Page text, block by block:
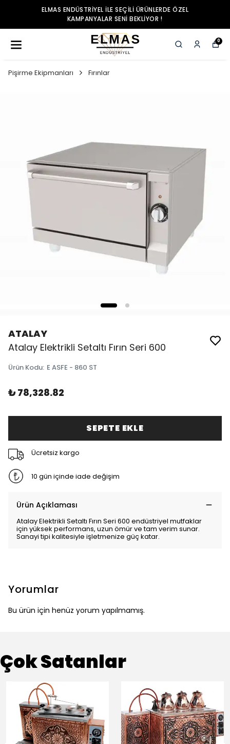
ELMAS ENDÜSTRIYEL ILE SEÇILI ÜRÜNLERDE ÖZEL
KAMPANYALAR SENI BEKLIYOR !
0
Pişirme Ekipmanları Fırınlar
ATALAY
Atalay Elektrikli Setaltı Fırın Seri 600
Ürün Kodu: E ASFE - 860 ST
₺ 78,328.82
SEPETE EKLE
Ücretsiz kargo
10 gün içinde iade değişim
Ürün Açıklaması
Atalay Elektrikli Setaltı Fırın Seri 600 endüstriyel mutfaklar
için yüksek performans, uzun ömür ve tam verim sunar.
Sanayi tipi kalitesiyle işletmenize güç katar.
Yorumlar
Bu ürün için henüz yorum yapılmamış.
Çok Satanlar